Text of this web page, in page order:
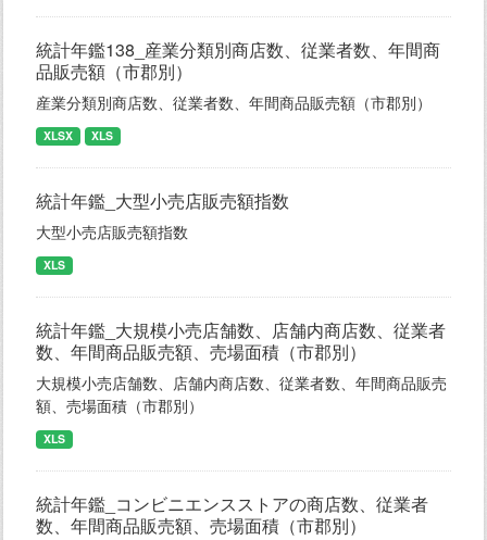
統計年鑑138_産業分類別商店数、従業者数、年間商
品販売額（市郡別）
産業分類別商店数、従業者数、年間商品販売額（市郡別）
XLSX XLS
統計年鑑_大型小売店販売額指数
大型小売店販売額指数
XLS
統計年鑑_大規模小売店舗数、店舗内商店数、従業者
数、年間商品販売額、売場面積（市郡別）
大規模小売店舗数、店舗内商店数、従業者数、年間商品販売
額、売場面積（市郡別）
XLS
統計年鑑_コンビニエンスストアの商店数、従業者
数、年間商品販売額、売場面積（市郡別）